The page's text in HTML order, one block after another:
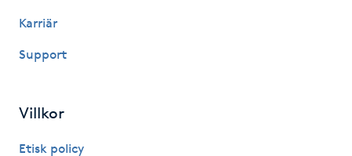
Karriär
Support
Villkor
Etisk policy